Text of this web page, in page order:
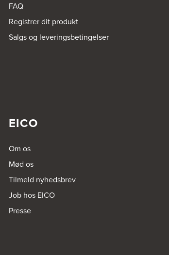
FAQ
Registrer dit produkt
Salgs og leveringsbetingelser
EICO
Om os
Mød os
Tilmeld nyhedsbrev
Job hos EICO
Presse